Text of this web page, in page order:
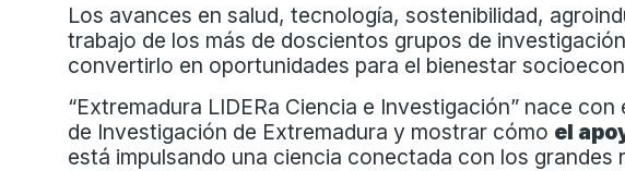
Los avances en salud, tecnología, sostenibilidad,
trabajo de los más de doscientos grupos de
convertirlo en oportunidades para el bienestar
“Extremadura LIDERa Ciencia e Investigación” nace
de Investigación de Extremadura y mostrar cómo el
está impulsando una ciencia conectada con los